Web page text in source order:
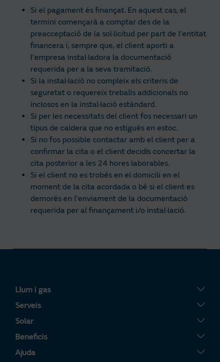
Si el pagament és finançat. En aquest cas, el
termini començarà a comptar des de la
preacceptació de la sol·licitud per part de l'entitat
financera i, sempre que, el client aporti a
l'empresa instal·ladora la documentació
requerida per a la seva tramitació.
Si la instal·lació no compleix els criteris de
seguretat o requereix treballs addicionals no
inclosos en la instal·lació estàndard.
Si per les necessitats del client fos necessari un
tipus de caldera que no estigués en estoc.
Si no fos possible contactar amb el client per a
confirmar la cita o el client decidís concertar la
cita posterior a les 24 hores laborables.
Si el client no es trobés en el domicili en el
moment de la cita acordada o bé si el client es
demorés en l'enviament de la documentació
requerida per al finançament i/o instal·lació.
Llum i gas
Tarifa Plana
Tarifa Por Uso
Tarifa Noche
Tarifa Dinámica Luz
Serveis
Servigas
Servielectric
Servillar
Solar
Plaques solars
Tarifa Solar
Beneficis
La teva Àrea Clients
Ajuda